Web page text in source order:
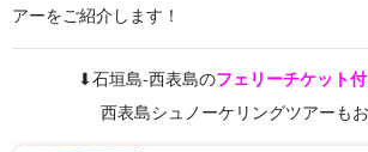
アーをご紹介します！
⬇︎石垣島-西表島のフェリーチケット
西表島シュノーケリングツアーも